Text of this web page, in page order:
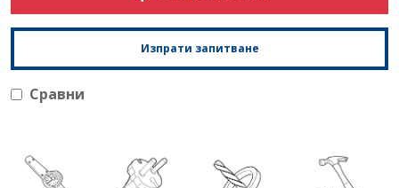
Изпрати запитване
Сравни